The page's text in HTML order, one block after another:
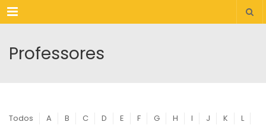
Menu
Professores
Todos A B C D E F G H I J K
L